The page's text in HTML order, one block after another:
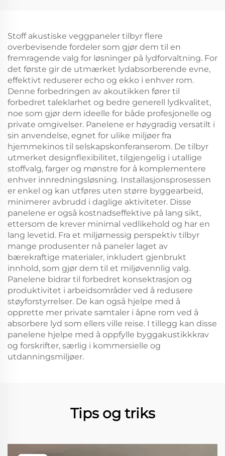
Stoff akustiske veggpaneler tilbyr flere
overbevisende fordeler som gjør dem til en
fremragende valg for løsninger på lydforvaltning. For
det første gir de utmærket lydabsorberende evne,
effektivt reduserer echo og ekko i enhver rom.
Denne forbedringen av akoutikken fører til
forbedret taleklarhet og bedre generell lydkvalitet,
noe som gjør dem ideelle for både profesjonelle og
private omgivelser. Panelene er høygradig versatilt i
sin anvendelse, egnet for ulike miljøer fra
hjemmekinos til selskapskonferanserom. De tilbyr
utmerket designflexibilitet, tilgjengelig i utallige
stoffvalg, farger og mønstre for å komplementere
enhver innredningsløsning. Installasjonsprosessen
er enkel og kan utføres uten større byggearbeid,
minimerer avbrudd i daglige aktiviteter. Disse
panelene er også kostnadseffektive på lang sikt,
ettersom de krever minimal vedlikehold og har en
lang levetid. Fra et miljømessig perspektiv tilbyr
mange produsenter nå paneler laget av
bærekraftige materialer, inkludert gjenbrukt
innhold, som gjør dem til et miljøvennlig valg.
Panelene bidrar til forbedret konsektrasjon og
produktivitet i arbeidsområder ved å redusere
støyforstyrrelser. De kan også hjelpe med å
opprette mer private samtaler i åpne rom ved å
absorbere lyd som ellers ville reise. I tillegg kan disse
panelene hjelpe med å oppfylle byggakustikkkrav
og forskrifter, særlig i kommersielle og
utdanningsmiljøer.
Tips og triks